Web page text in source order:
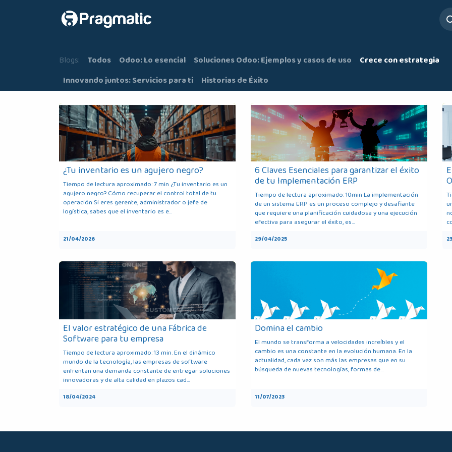
Blogs: Todos Odoo: Lo esencial Soluciones Odoo: Ejemplos y casos de uso
Crece con estrategia
Innovando juntos: Servicios para ti
Historias de Éxito
¿Tu inventario es un agujero negro?
Tiempo de lectura aproximado: 7 min ¿Tu inventario es un
agujero negro? Cómo recuperar el control total de tu
operación Si eres gerente, administrador o jefe de
logística, sabes que el inventario es e...
21/04/2026
6 Claves Esenciales para garantizar el éxito
de tu Implementación ERP
Tiempo de lectura aproximado: 10min La implementación
de un sistema ERP es un proceso complejo y desafiante
que requiere una planificación cuidadosa y una ejecución
efectiva para asegurar el éxito, es...
29/04/2025
El valor estratégico de una Fábrica de
Software para tu empresa
Tiempo de lectura aproximado: 13 min. En el dinámico
mundo de la tecnología, las empresas de software
enfrentan una demanda constante de entregar soluciones
innovadoras y de alta calidad en plazos cad...
18/04/2024
Domina el cambio
El mundo se transforma a velocidades increíbles y el
cambio es una constante en la evolución humana. En la
actualidad, cada vez son más las empresas que en su
búsqueda de nuevas tecnologías, formas de...
11/07/2023